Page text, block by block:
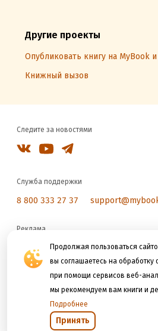
Продолжая пользоваться
вы соглашаетесь на
при помощи сервисов веб-
мы рекомендуем вам книги и
Подробнее
Принять
Другие проекты
Опубликовать книгу на MyBook
Книжный вызов
Следите за новостями
Служба поддержки
8 800 333 27 37
Реклама
reklama@litres.ru
Мы принимаем к оплате
Открыть в